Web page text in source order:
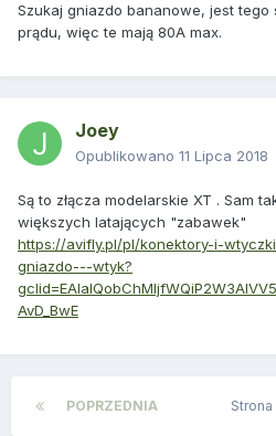
Szukaj gniazdo bananowe, jest tego
prądu, więc te mają 80A max.
Joey
Opublikowano 11 Lipca 2018
Są to złącza modelarskie XT . Sam
większych latających "zabawek"
https://avifly.pl/pl/konektory-i-
gniazdo---wtyk?
AvD_BwE
POPRZEDNIA Strona